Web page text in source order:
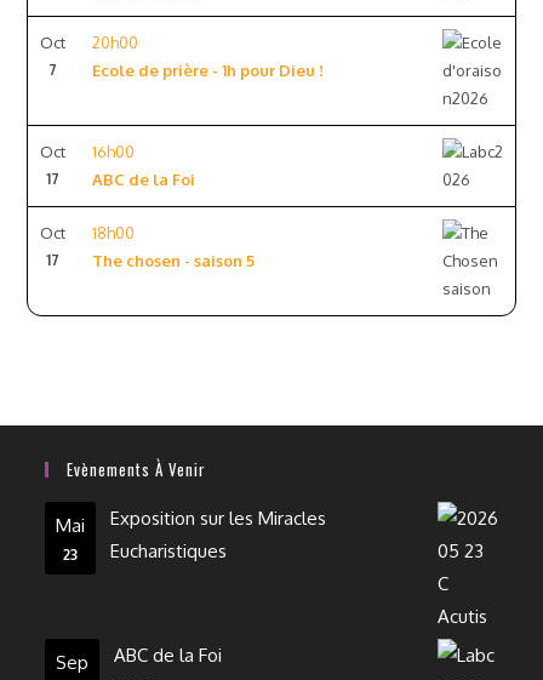
Oct
7
20h00
Ecole de prière - 1h pour Dieu !
Oct
17
16h00
ABC de la Foi
Oct
17
18h00
The chosen - saison 5
Evènements À Venir
Mai
23
Exposition sur les Miracles
Eucharistiques
Sep
ABC de la Foi